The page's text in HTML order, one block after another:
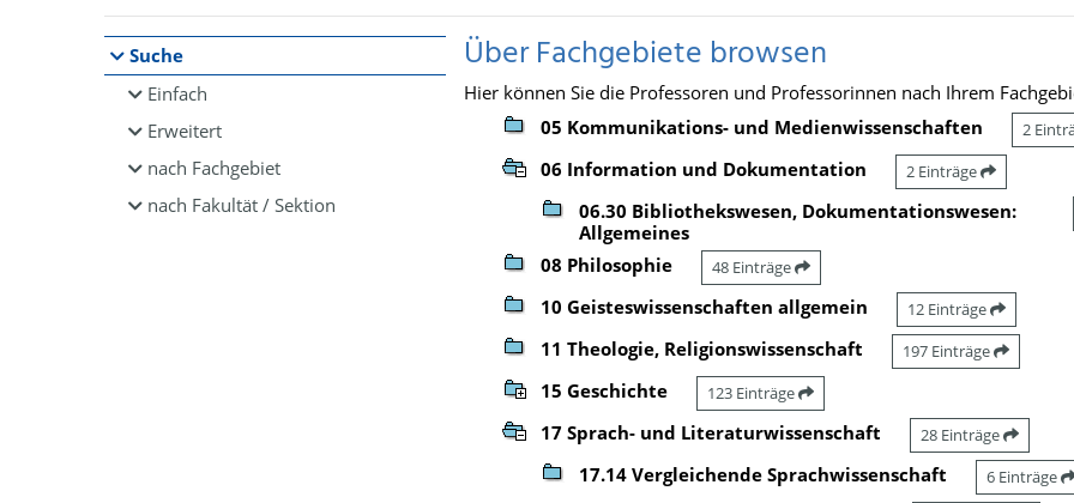
Suche
Einfach
Erweitert
nach Fachgebiet
nach Fakultät / Sektion
Über Fachgebiete browsen
Hier können Sie die Professoren und Professorinnen nach Ihrem
05 Kommunikations- und Medienwissenschaften
2
06 Information und Dokumentation 2 Einträge
06.30 Bibliothekswesen, Dokumentationswesen:
Allgemeines
08 Philosophie 48 Einträge
10 Geisteswissenschaften allgemein 12 Einträge
11 Theologie, Religionswissenschaft 197 Einträge
15 Geschichte 123 Einträge
17 Sprach- und Literaturwissenschaft 28 Einträge
17.14 Vergleichende Sprachwissenschaft 6 Einträge